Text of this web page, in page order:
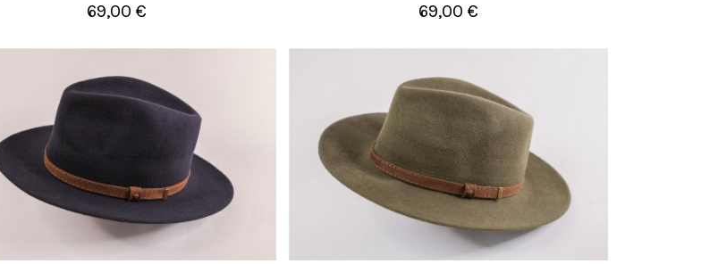
69,00 €
Añadir al carrito 69,00 €
Añadir al carrito